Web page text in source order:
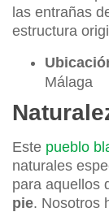
las entrañas
estructura
Málaga
Este pueblo
naturales
para aquellos
pie. Nosotros